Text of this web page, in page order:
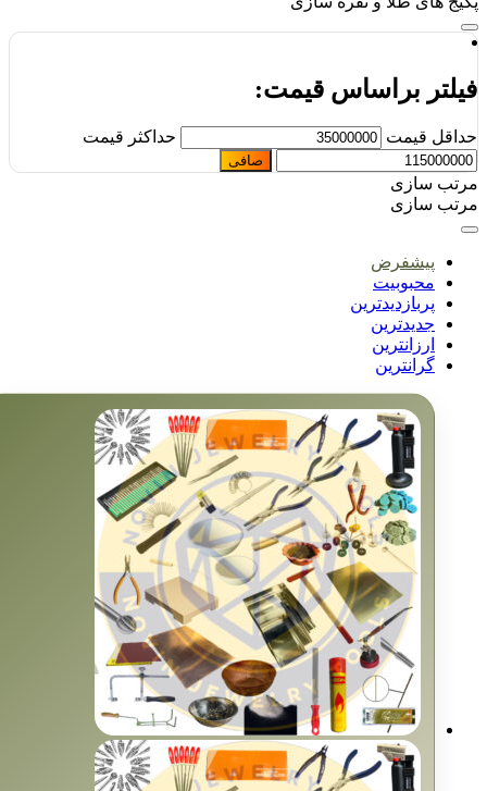
براساس قیمت:
قیمت حداكثر قيمت
صافی
سازی
سازی
پیشفرض
محبوبیت
پربازدیدترین
جدیدترین
ارزانترین
گرانترین